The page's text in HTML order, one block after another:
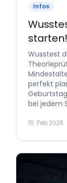
Infos
starten!
Wusstest
perfekt
bei jedem
15. Feb 2026